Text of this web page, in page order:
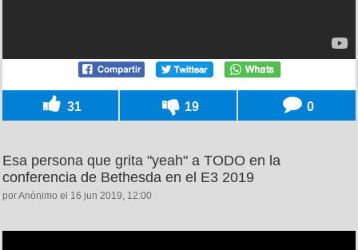
31 19 0
Esa persona que grita "yeah" a TODO en la
conferencia de Bethesda en el E3 2019
por Anónimo el 16 jun 2019, 12:00